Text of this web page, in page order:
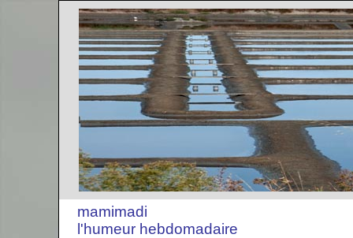
mamimadi
l'humeur hebdomadaire